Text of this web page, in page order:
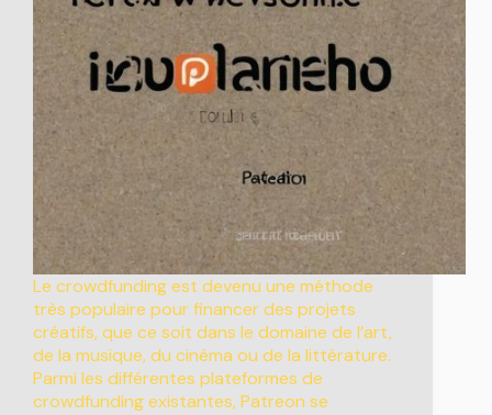
Le crowdfunding est devenu une méthode
très populaire pour financer des projets
créatifs, que ce soit dans le domaine de l’art,
de la musique, du cinéma ou de la littérature.
Parmi les différentes plateformes de
crowdfunding existantes, Patreon se